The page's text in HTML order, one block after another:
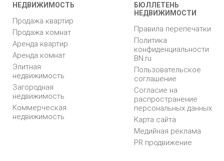
НЕДВИЖИМОСТЬ
Продажа квартир
Продажа комнат
Аренда квартир
Аренда комнат
Элитная
недвижимость
Загородная
недвижимость
Коммерческая
недвижимость
БЮЛЛЕТЕНЬ
НЕДВИЖИМОСТИ
Правила перепечатки
Политика
конфиденциальности
BN.ru
Пользовательское
соглашение
Согласие на
распространение
персональных данных
Карта сайта
Медийная реклама
PR продвижение